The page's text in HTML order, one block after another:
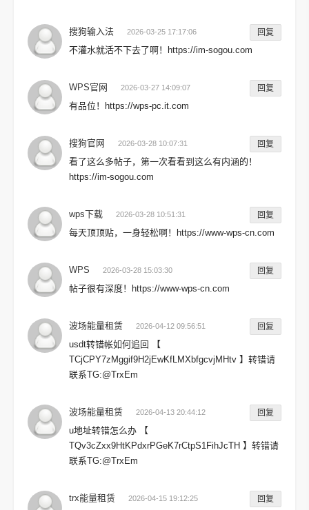
搜狗输入法 2026-03-25 17:17:06 回复
不灌水就活不下去了啊！https://im-sogou.com
WPS官网 2026-03-27 14:09:07 回复
有品位！https://wps-pc.it.com
搜狗官网 2026-03-28 10:07:31 回复
看了这么多帖子，第一次看看到这么有内涵的！
https://im-sogou.com
wps下载 2026-03-28 10:51:31 回复
每天顶顶贴，一身轻松啊！https://www-wps-cn.com
WPS 2026-03-28 15:03:30 回复
帖子很有深度！https://www-wps-cn.com
波场能量租赁 2026-04-12 09:56:51 回复
usdt转错帐如何追回 【
TCjCPY7zMggif9H2jEwKfLMXbfgcvjMHtv 】转错请
联系TG:@TrxEm
波场能量租赁 2026-04-13 20:44:12 回复
u地址转错怎么办 【
TQv3cZxx9HtKPdxrPGeK7rCtpS1FihJcTH 】转错请
联系TG:@TrxEm
trx能量租赁 2026-04-15 19:12:25 回复